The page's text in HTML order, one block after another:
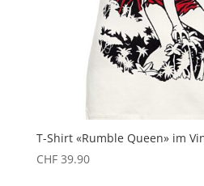
T-Shirt «Rumble Queen» im
CHF39.90